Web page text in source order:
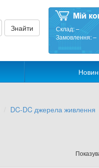
Склад:–
Замовлення:–
DC-DC джерела живлення